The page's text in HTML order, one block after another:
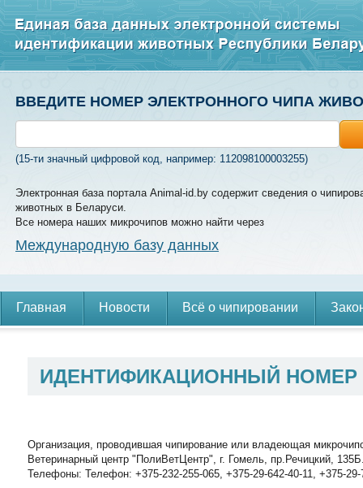
ВВЕДИТЕ НОМЕР ЭЛЕКТРОННОГО ЧИПА
(15-ти значный цифровой код, например: 112098100003255)
Электронная база портала Animal-id.by содержит сведения о
животных в Беларуси.
Все номера наших микрочипов можно найти через
Международную базу данных
Главная Новости Всё о чипировании
ИДЕНТИФИКАЦИОННЫЙ
Организация, проводившая чипирование или владеющая
Ветеринарный центр "ПолиВетЦентр", г. Гомель, пр.Речицкий,
Телефоны: Телефон: +375-232-255-065, +375-29-642-40-11, +375-29-